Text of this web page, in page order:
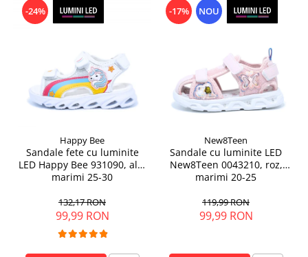
-24%
Happy Bee
Sandale fete cu luminite
LED Happy Bee 931090, alb,
marimi 25-30
132,17 RON
99,99 RON
-17% NOU
New8Teen
Sandale cu luminite LED
New8Teen 0043210, roz,
marimi 20-25
119,99 RON
99,99 RON